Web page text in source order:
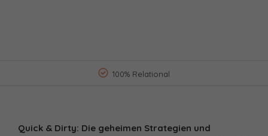
100% Relational
Quick & Dirty: Die geheimen Strategien und